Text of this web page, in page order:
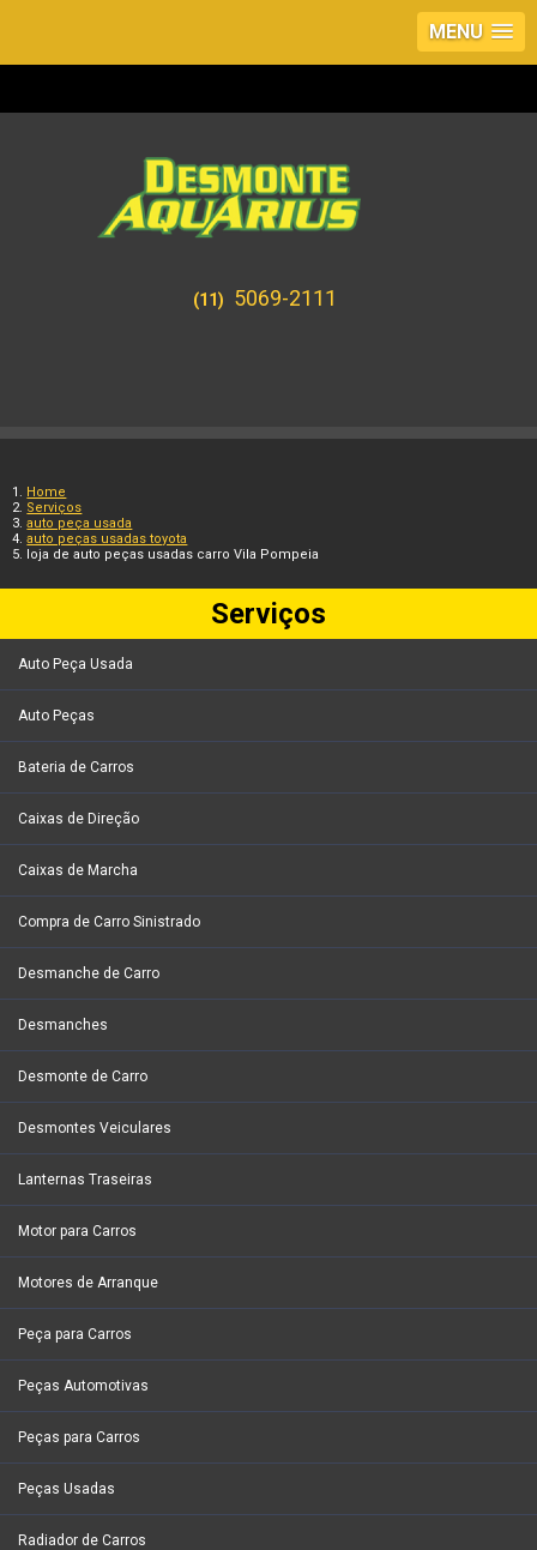
MENU
(11) 5069-2111
Home
Serviços
auto peça usada
auto peças usadas toyota
loja de auto peças usadas carro Vila Pompeia
Serviços
Auto Peça Usada
Auto Peças
Bateria de Carros
Caixas de Direção
Caixas de Marcha
Compra de Carro Sinistrado
Desmanche de Carro
Desmanches
Desmonte de Carro
Desmontes Veiculares
Lanternas Traseiras
Motor para Carros
Motores de Arranque
Peça para Carros
Peças Automotivas
Peças para Carros
Peças Usadas
Radiador de Carros